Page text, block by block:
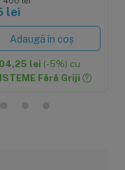
lei
Adaugă în coș
lei (-5%) cu
Fără Griji